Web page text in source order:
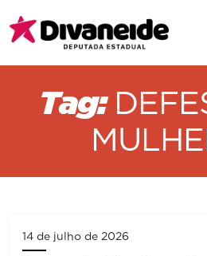
MANDATO
NOTÍCIAS
CONTATO
Tag:
14 de julho de 2026